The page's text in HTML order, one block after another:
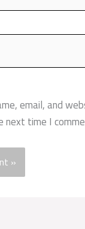
email, and
time I